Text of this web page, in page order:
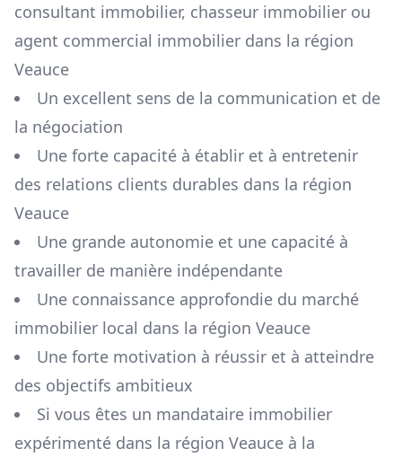
consultant immobilier, chasseur immobilier ou
agent commercial immobilier dans la région
Veauce
Un excellent sens de la communication et de
la négociation
Une forte capacité à établir et à entretenir
des relations clients durables dans la région
Veauce
Une grande autonomie et une capacité à
travailler de manière indépendante
Une connaissance approfondie du marché
immobilier local dans la région Veauce
Une forte motivation à réussir et à atteindre
des objectifs ambitieux
Si vous êtes un mandataire immobilier
expérimenté dans la région Veauce à la